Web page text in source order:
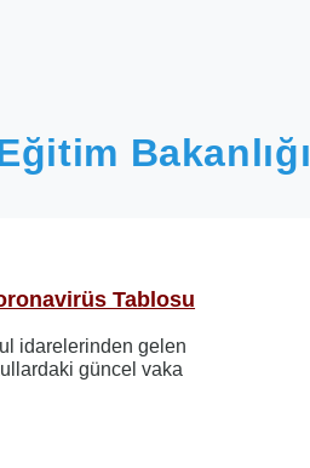
Bakanlığı
Tablosu
idarelerinden gelen
güncel vaka